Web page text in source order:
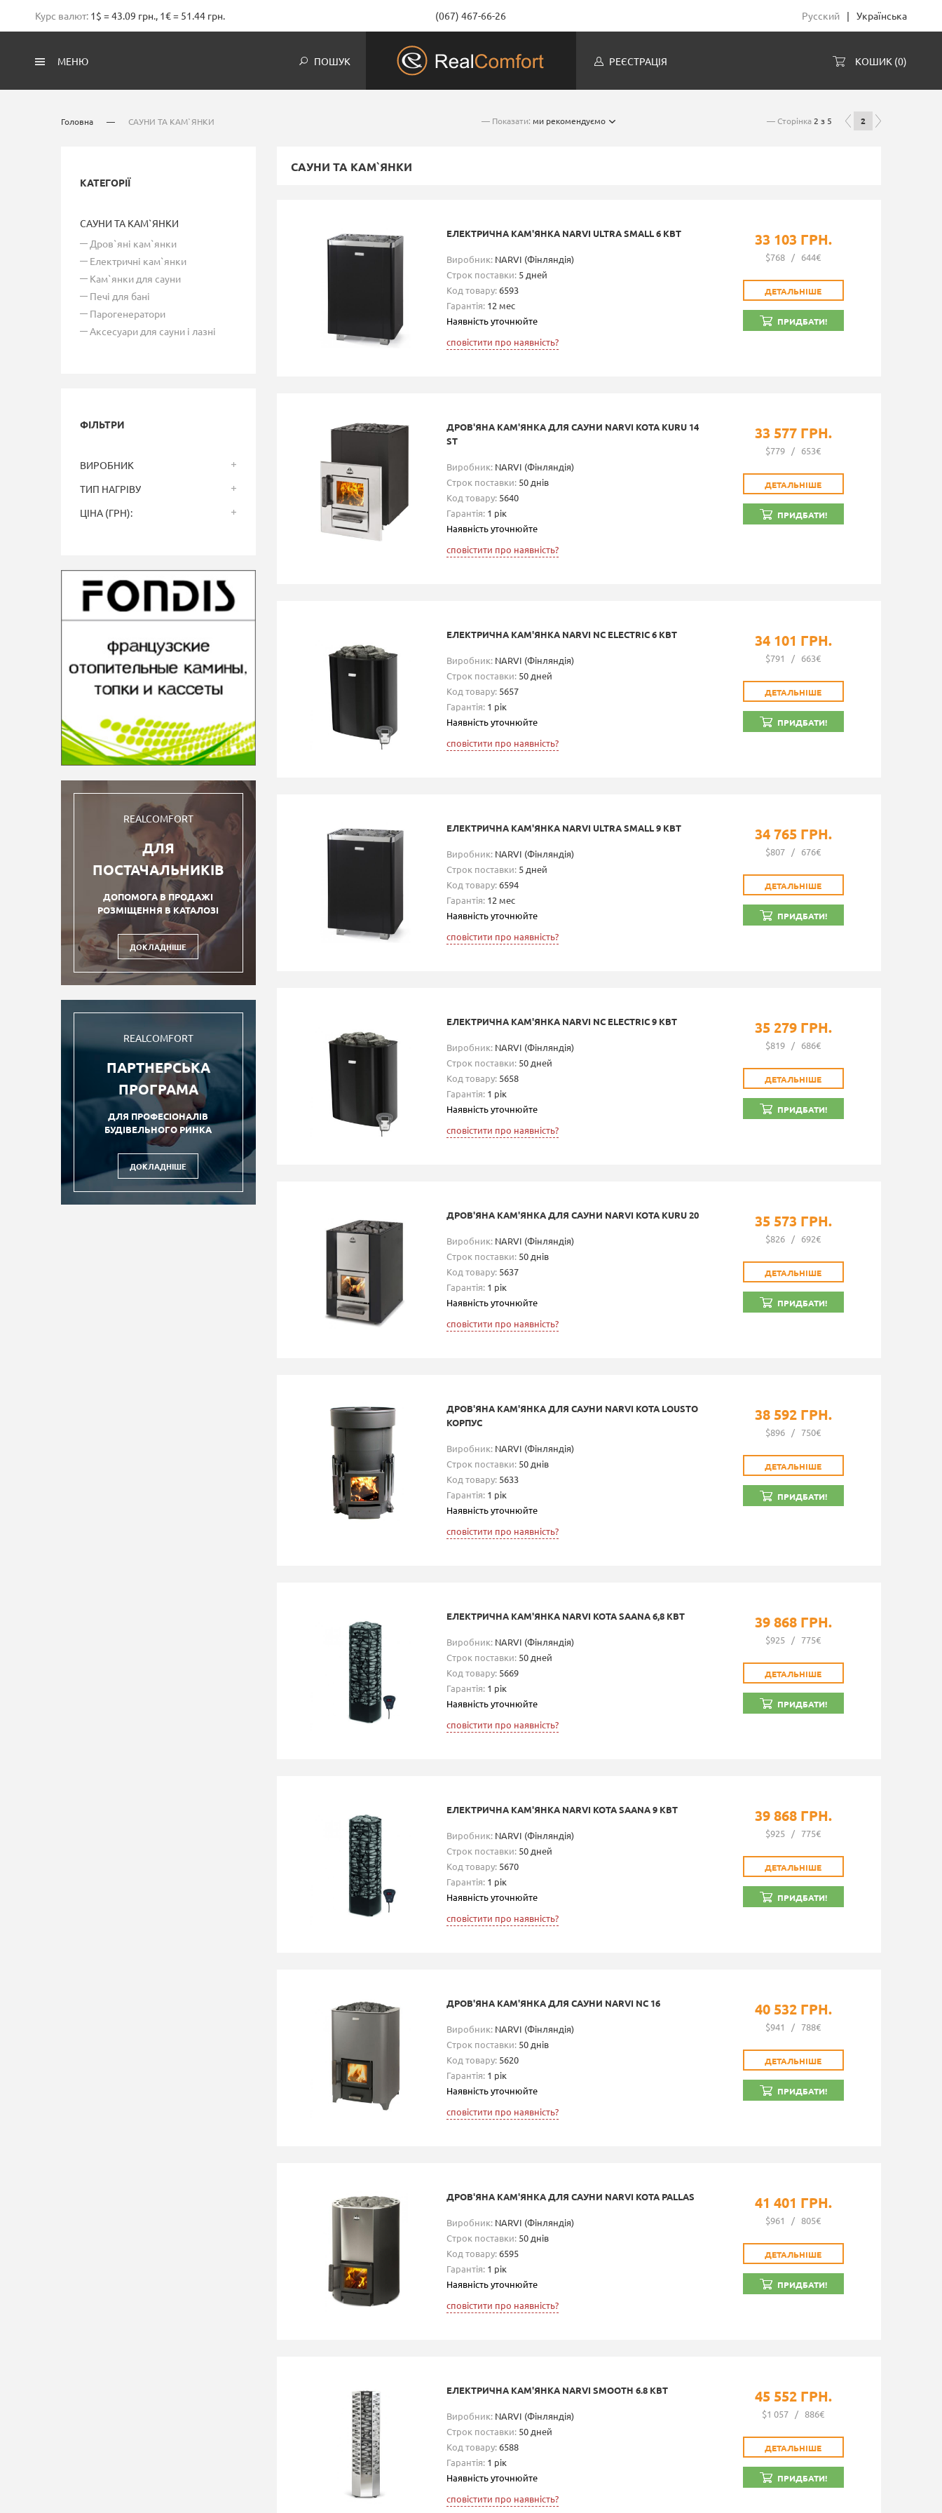
Курс валют: 1$ = 43.09 грн., 1€ = 51.44 грн. (067) 467-66-26 Русский | Українська
МЕНЮ ПОШУК РЕЄСТРАЦІЯ КОШИК (0)
Головна — САУНИ ТА КАМ`ЯНКИ — Показати: ми рекомендуємо — Сторінка 2 з 5 2
КАТЕГОРІЇ
САУНИ ТА КАМ`ЯНКИ
Дров`яні кам`янки
Електричні кам`янки
Кам`янки для сауни
Печі для бані
Парогенератори
Аксесуари для сауни і лазні
ФІЛЬТРИ
ВИРОБНИК
ТИП НАГРІВУ
ЦІНА (ГРН):
REALCOMFORT
ДЛЯ
ПОСТАЧАЛЬНИКІВ
ДОПОМОГА В ПРОДАЖІ
РОЗМІЩЕННЯ В КАТАЛОЗІ
ДОКЛАДНІШЕ
REALCOMFORT
ПАРТНЕРСЬКА
ПРОГРАМА
ДЛЯ ПРОФЕСІОНАЛІВ
БУДІВЕЛЬНОГО РИНКА
ДОКЛАДНІШЕ
САУНИ ТА КАМ`ЯНКИ
ЕЛЕКТРИЧНА КАМ'ЯНКА NARVI ULTRA SMALL 6 КВТ
Виробник: NARVI (Фінляндія)
Строк поставки: 5 дней
Код товару:6593
Гарантія: 12 мес
Наявність уточнюйте
сповістити про наявність?
33 103 ГРН.
$768 / 644€
ДЕТАЛЬНІШЕ
ПРИДБАТИ!
ДРОВ'ЯНА КАМ'ЯНКА ДЛЯ САУНИ NARVI KOTA KURU 14
ST
Виробник: NARVI (Фінляндія)
Строк поставки: 50 днів
Код товару: 5640
Гарантія: 1 рік
Наявність уточнюйте
сповістити про наявність?
33 577 ГРН.
$779 / 653€
ДЕТАЛЬНІШЕ
ПРИДБАТИ!
ЕЛЕКТРИЧНА КАМ'ЯНКА NARVI NC ELECTRIC 6 КВТ
Виробник: NARVI (Фінляндія)
Строк поставки: 50 дней
Код товару: 5657
Гарантія: 1 рік
Наявність уточнюйте
сповістити про наявність?
34 101 ГРН.
$791 / 663€
ДЕТАЛЬНІШЕ
ПРИДБАТИ!
ЕЛЕКТРИЧНА КАМ'ЯНКА NARVI ULTRA SMALL 9 КВТ
Виробник: NARVI (Фінляндія)
Строк поставки: 5 дней
Код товару:6594
Гарантія: 12 мес
Наявність уточнюйте
сповістити про наявність?
34 765 ГРН.
$807 / 676€
ДЕТАЛЬНІШЕ
ПРИДБАТИ!
ЕЛЕКТРИЧНА КАМ'ЯНКА NARVI NC ELECTRIC 9 КВТ
Виробник: NARVI (Фінляндія)
Строк поставки: 50 дней
Код товару: 5658
Гарантія: 1 рік
Наявність уточнюйте
сповістити про наявність?
35 279 ГРН.
$819 / 686€
ДЕТАЛЬНІШЕ
ПРИДБАТИ!
ДРОВ'ЯНА КАМ'ЯНКА ДЛЯ САУНИ NARVI KOTA KURU 20
Виробник: NARVI (Фінляндія)
Строк поставки: 50 днів
Код товару: 5637
Гарантія: 1 рік
Наявність уточнюйте
сповістити про наявність?
35 573 ГРН.
$826 / 692€
ДЕТАЛЬНІШЕ
ПРИДБАТИ!
ДРОВ'ЯНА КАМ'ЯНКА ДЛЯ САУНИ NARVI KOTA LOUSTO
КОРПУС
Виробник: NARVI (Фінляндія)
Строк поставки: 50 днів
Код товару: 5633
Гарантія: 1 рік
Наявність уточнюйте
сповістити про наявність?
38 592 ГРН.
$896 / 750€
ДЕТАЛЬНІШЕ
ПРИДБАТИ!
ЕЛЕКТРИЧНА КАМ'ЯНКА NARVI KOTA SAANA 6,8 КВТ
Виробник: NARVI (Фінляндія)
Строк поставки: 50 дней
Код товару: 5669
Гарантія: 1 рік
Наявність уточнюйте
сповістити про наявність?
39 868 ГРН.
$925 / 775€
ДЕТАЛЬНІШЕ
ПРИДБАТИ!
ЕЛЕКТРИЧНА КАМ'ЯНКА NARVI KOTA SAANA 9 КВТ
Виробник: NARVI (Фінляндія)
Строк поставки: 50 дней
Код товару: 5670
Гарантія: 1 рік
Наявність уточнюйте
сповістити про наявність?
39 868 ГРН.
$925 / 775€
ДЕТАЛЬНІШЕ
ПРИДБАТИ!
ДРОВ'ЯНА КАМ'ЯНКА ДЛЯ САУНИ NARVI NC 16
Виробник: NARVI (Фінляндія)
Строк поставки: 50 днів
Код товару: 5620
Гарантія: 1 рік
Наявність уточнюйте
сповістити про наявність?
40 532 ГРН.
$941 / 788€
ДЕТАЛЬНІШЕ
ПРИДБАТИ!
ДРОВ'ЯНА КАМ'ЯНКА ДЛЯ САУНИ NARVI KOTA PALLAS
Виробник: NARVI (Фінляндія)
Строк поставки: 50 днів
Код товару:6595
Гарантія: 1 рік
Наявність уточнюйте
сповістити про наявність?
41 401 ГРН.
$961 / 805€
ДЕТАЛЬНІШЕ
ПРИДБАТИ!
ЕЛЕКТРИЧНА КАМ'ЯНКА NARVI SMOOTH 6.8 КВТ
Виробник: NARVI (Фінляндія)
Строк поставки: 50 дней
Код товару:6588
Гарантія: 1 рік
Наявність уточнюйте
сповістити про наявність?
45 552 ГРН.
$1 057 / 886€
ДЕТАЛЬНІШЕ
ПРИДБАТИ!